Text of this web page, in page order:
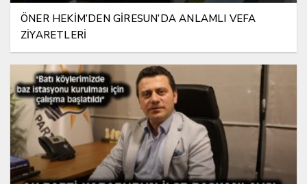
ÖNER HEKİM’DEN GİRESUN’DA ANLAMLI VEFA
ZİYARETLERİ